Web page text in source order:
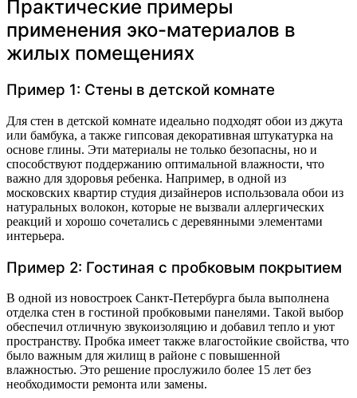
Практические примеры
применения эко-материалов в
жилых помещениях
Пример 1: Стены в детской комнате
Для стен в детской комнате идеально подходят обои из джута
или бамбука, а также гипсовая декоративная штукатурка на
основе глины. Эти материалы не только безопасны, но и
способствуют поддержанию оптимальной влажности, что
важно для здоровья ребенка. Например, в одной из
московских квартир студия дизайнеров использовала обои из
натуральных волокон, которые не вызвали аллергических
реакций и хорошо сочетались с деревянными элементами
интерьера.
Пример 2: Гостиная с пробковым покрытием
В одной из новостроек Санкт-Петербурга была выполнена
отделка стен в гостиной пробковыми панелями. Такой выбор
обеспечил отличную звукоизоляцию и добавил тепло и уют
пространству. Пробка имеет также влагостойкие свойства, что
было важным для жилищ в районе с повышенной
влажностью. Это решение прослужило более 15 лет без
необходимости ремонта или замены.